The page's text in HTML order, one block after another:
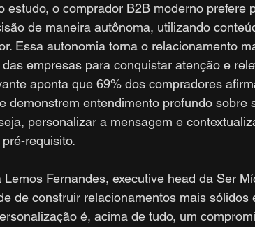
estudo, o comprador B2B moderno prefere
de maneira autônoma, utilizando
Essa autonomia torna o relacionamento
empresas para conquistar atenção e
aponta que 69% dos compradores
demonstrem entendimento profundo sobre
personalizar a mensagem e
requisito.
Lemos Fernandes, executive head da Ser
de construir relacionamentos mais sólidos
é, acima de tudo, um